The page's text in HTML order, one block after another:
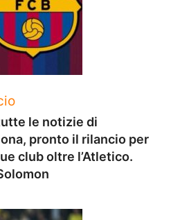
le notizie di
pronto il rilancio per
club oltre l’Atletico.